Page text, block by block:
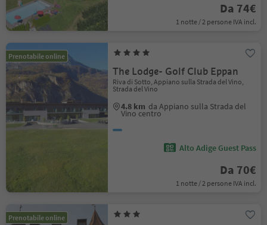
Da 74€
1 notte / 2 persone IVA incl.
Prenotabile online
The Lodge- Golf Club Eppan
Riva di Sotto, Appiano sulla Strada del Vino,
Strada del Vino
4.8 km da Appiano sulla Strada del
Vino centro
Alto Adige Guest Pass
Da 70€
1 notte / 2 persone IVA incl.
Prenotabile online